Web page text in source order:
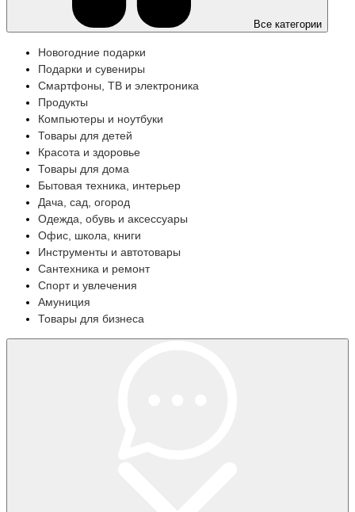
Все категории
Новогодние подарки
Подарки и сувениры
Смартфоны, ТВ и электроника
Продукты
Компьютеры и ноутбуки
Товары для детей
Красота и здоровье
Товары для дома
Бытовая техника, интерьер
Дача, сад, огород
Одежда, обувь и аксессуары
Офис, школа, книги
Инструменты и автотовары
Сантехника и ремонт
Спорт и увлечения
Амуниция
Товары для бизнеса